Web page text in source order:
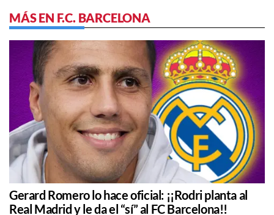
MÁS EN F.C. BARCELONA
Gerard Romero lo hace oficial: ¡¡Rodri planta al
Real Madrid y le da el “sí” al FC Barcelona!!